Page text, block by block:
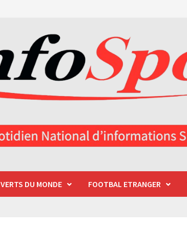
VERTS DU MONDE FOOTBAL ETRANGER